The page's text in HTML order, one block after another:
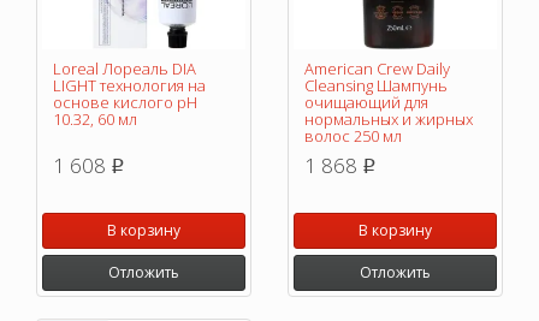
Loreal Лореаль DIA
LIGHT технология на
основе кислого pH
10.32, 60 мл
1 608 p
В корзину
Отложить
American Crew Daily
Cleansing Шампунь
очищающий для
нормальных и жирных
волос 250 мл
1 868 p
В корзину
Отложить